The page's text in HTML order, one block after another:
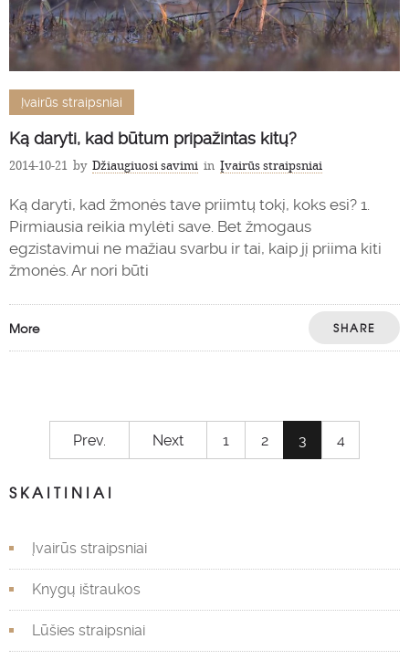
Įvairūs straipsniai
Ką daryti, kad būtum pripažintas kitų?
2014-10-21 by Džiaugiuosi savimi in Įvairūs straipsniai
Ką daryti, kad žmonės tave priimtų tokį, koks esi? 1.
Pirmiausia reikia mylėti save. Bet žmogaus
egzistavimui ne mažiau svarbu ir tai, kaip jį priima kiti
žmonės. Ar nori būti
More SHARE
Prev. Next 1 2 3 4
SKAITINIAI
Įvairūs straipsniai
Knygų ištraukos
Lūšies straipsniai